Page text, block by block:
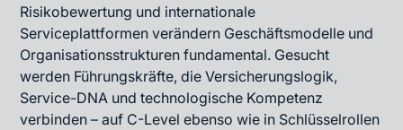
Risikobewertung und internationale
Serviceplattformen verändern Geschäftsmodelle und
Organisationsstrukturen fundamental. Gesucht
werden Führungskräfte, die Versicherungslogik,
Service-DNA und technologische Kompetenz
verbinden – auf C-Level ebenso wie in Schlüsselrollen